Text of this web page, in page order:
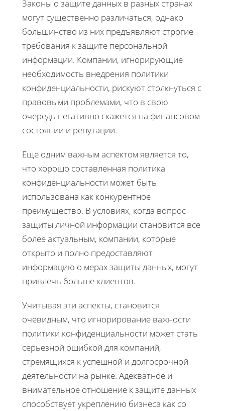
Законы о защите данных в разных странах
могут существенно различаться, однако
большинство из них предъявляют строгие
требования к защите персональной
информации. Компании, игнорирующие
необходимость внедрения политики
конфиденциальности, рискуют столкнуться с
правовыми проблемами, что в свою
очередь негативно скажется на финансовом
состоянии и репутации.
Еще одним важным аспектом является то,
что хорошо составленная политика
конфиденциальности может быть
использована как конкурентное
преимущество. В условиях, когда вопрос
защиты личной информации становится все
более актуальным, компании, которые
открыто и полно предоставляют
информацию о мерах защиты данных, могут
привлечь больше клиентов.
Учитывая эти аспекты, становится
очевидным, что игнорирование важности
политики конфиденциальности может стать
серьезной ошибкой для компаний,
стремящихся к успешной и долгосрочной
деятельности на рынке. Адекватное и
внимательное отношение к защите данных
способствует укреплению бизнеса как со